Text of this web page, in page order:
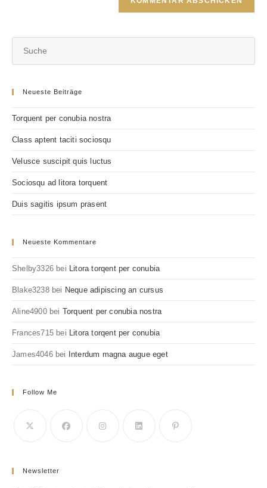
Neueste Beiträge
Torquent per conubia nostra
Class aptent taciti sociosqu
Velusce suscipit quis luctus
Sociosqu ad litora torquent
Duis sagitis ipsum prasent
Neueste Kommentare
Shelby3326 bei Litora torqent per conubia
Blake3238bei Neque adipiscing an cursus
Aline4900bei Torquent per conubia nostra
Frances715 bei Litora torqent per conubia
James4046bei Interdum magna augue eget
Follow Me
Newsletter